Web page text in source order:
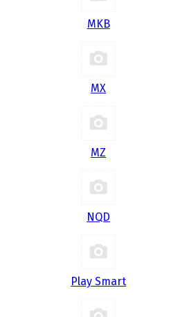
MKB
MX
MZ
NQD
Play Smart